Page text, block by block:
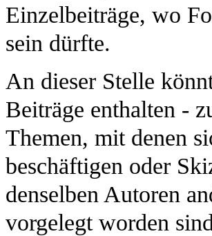
Einzelbeiträge, wo
sein dürfte.
An dieser Stelle
Beiträge enthalten -
Themen, mit denen
beschäftigen oder
denselben Autoren
vorgelegt worden